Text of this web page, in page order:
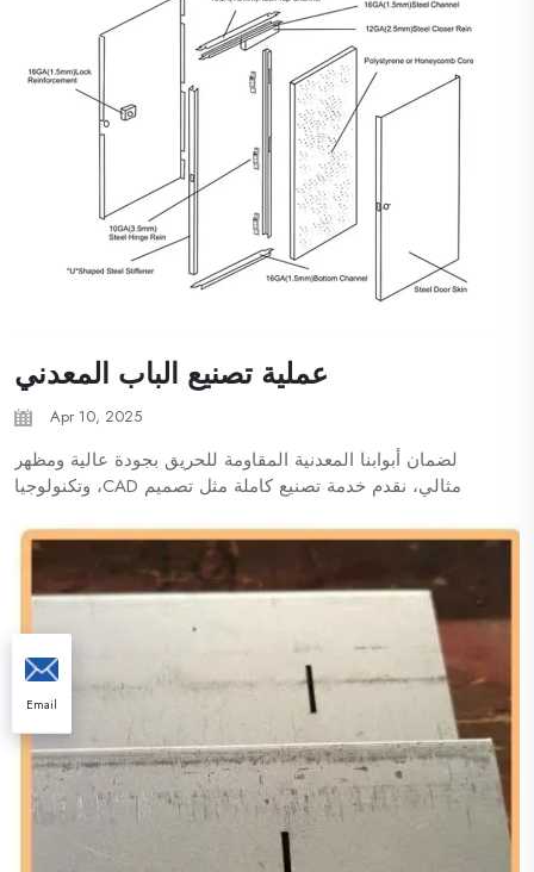
عملية تصنيع الباب المعدني
Apr 10, 2025
لضمان أبوابنا المعدنية المقاومة للحريق بجودة عالية ومظهر
مثالي، نقدم خدمة تصنيع كاملة مثل تصميم CAD، وتكنولوجيا
أعلى المعايير في الطي المتكامل ...
Email